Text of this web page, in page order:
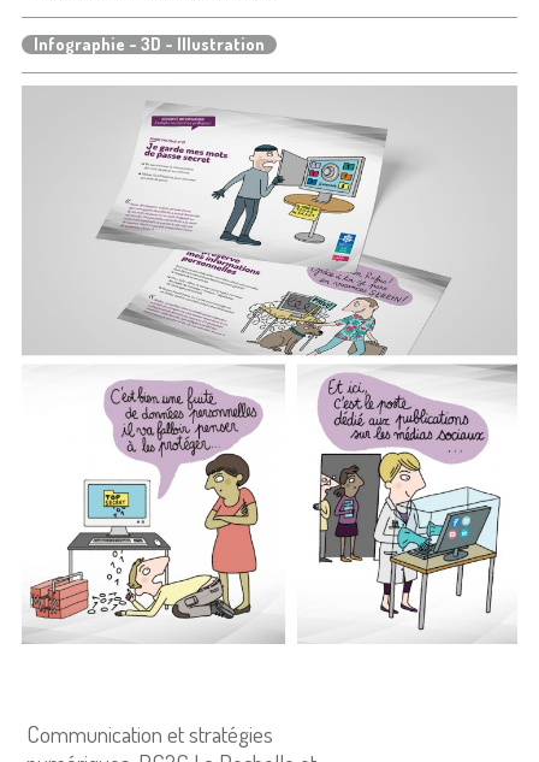
Infographie - 3D - Illustration
Communication et stratégies